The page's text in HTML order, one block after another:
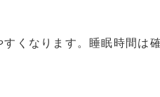
くなります。睡眠時間は